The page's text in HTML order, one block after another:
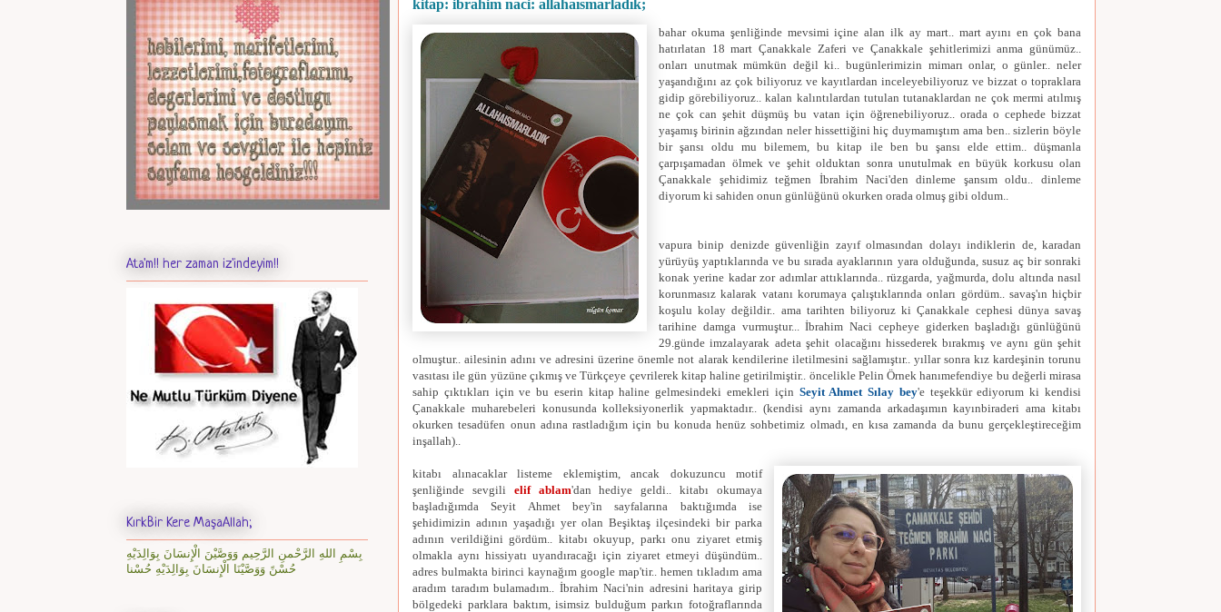
kitap: ibrahim naci: allahaısmarladık;
bahar okuma şenliğinde mevsimi içine alan ilk ay mart.. mart ayını en çok bana
hatırlatan 18 mart Çanakkale Zaferi ve Çanakkale şehitlerimizi anma günümüz..
onları unutmak mümkün değil ki.. bugünlerimizin mimarı onlar, o günler.. neler
yaşandığını az çok biliyoruz ve kayıtlardan inceleyebiliyoruz ve bizzat o topraklara
gidip görebiliyoruz.. kalan kalıntılardan tutulan tutanaklardan ne çok mermi atılmış
ne çok can şehit düşmüş bu vatan için öğrenebiliyoruz.. orada o cephede bizzat
yaşamış birinin ağzından neler hissettiğini hiç duymamıştım ama ben.. sizlerin böyle
bir şansı oldu mu bilemem, bu kitap ile ben bu şansı elde ettim.. düşmanla
çarpışamadan ölmek ve şehit olduktan sonra unutulmak en büyük korkusu olan
Çanakkale şehidimiz teğmen İbrahim Naci'den dinleme şansım oldu.. dinleme
diyorum ki sahiden onun günlüğünü okurken orada olmuş gibi oldum..
vapura binip denizde güvenliğin zayıf olmasından dolayı indiklerin de, karadan
yürüyüş yaptıklarında ve bu sırada ayaklarının yara olduğunda, susuz aç bir sonraki
konak yerine kadar zor adımlar attıklarında.. rüzgarda, yağmurda, dolu altında nasıl
korunmasız kalarak vatanı korumaya çalıştıklarında onları gördüm.. savaş'ın hiçbir
koşulu kolay değildir.. ama tarihten biliyoruz ki Çanakkale cephesi dünya savaş
tarihine damga vurmuştur... İbrahim Naci cepheye giderken başladığı günlüğünü
29.günde imzalayarak adeta şehit olacağını hissederek bırakmış ve aynı gün şehit
olmuştur.. ailesinin adını ve adresini üzerine önemle not alarak kendilerine iletilmesini sağlamıştır.. yıllar sonra kız kardeşinin torunu
vasıtası ile gün yüzüne çıkmış ve Türkçeye çevrilerek kitap haline getirilmiştir.. öncelikle Pelin Örnek hanımefendiye bu değerli mirasa
sahip çıktıkları için ve bu eserin kitap haline gelmesindeki emekleri için Seyit Ahmet Sılay bey'e teşekkür ediyorum ki kendisi
Çanakkale muharebeleri konusunda kolleksiyonerlik yapmaktadır.. (kendisi aynı zamanda arkadaşımın kayınbiraderi ama kitabı
okurken tesadüfen onun adına rastladığım için bu konuda henüz sohbetimiz olmadı, en kısa zamanda da bunu gerçekleştireceğim
inşallah)..
kitabı alınacaklar listeme eklemiştim, ancak dokuzuncu motif
şenliğinde sevgili elif ablam'dan hediye geldi.. kitabı okumaya
başladığımda Seyit Ahmet bey'in sayfalarına baktığımda ise
şehidimizin adının yaşadığı yer olan Beşiktaş ilçesindeki bir parka
adının verildiğini gördüm.. kitabı okuyup, parkı onu ziyaret etmiş
olmakla aynı hissiyatı uyandıracağı için ziyaret etmeyi düşündüm..
adres bulmakta birinci kaynağım google map'tir.. hemen tıkladım ama
aradım taradım bulamadım.. İbrahim Naci'nin adresini haritaya girip
bölgedeki parklara baktım, isimsiz bulduğum parkın fotoğraflarında
Ata'm!! her zaman iz'indeyim!!
KırkBir Kere MaşaAllah;
بِسْمِ اللهِ الرَّحْمنِ الرَّحِيم وَوَصَّيْنَ الْإِنسَانَ بِوَالِدَيْهِ
حُسْنً وَوَصَّيْنَا الْإِنسَانَ بِوَالِدَيْهِ حُسْنا